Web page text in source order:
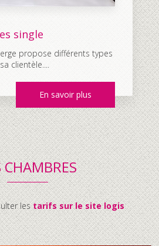
single
propose différents types
clientèle....
En savoir plus
CHAMBRES
lestarifs sur le site logis